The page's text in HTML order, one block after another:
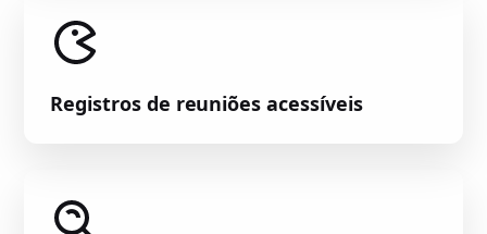
Registros de reuniões acessíveis